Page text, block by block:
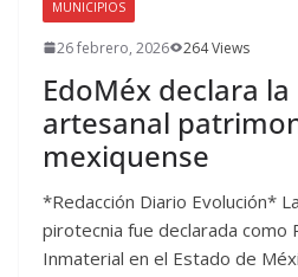
MUNICIPIOS
26 febrero, 2026 264 Views
EdoMéx declara
artesanal
mexiquense
*Redacción Diario Evolución*
pirotecnia fue declarada como
Inmaterial en el Estado de